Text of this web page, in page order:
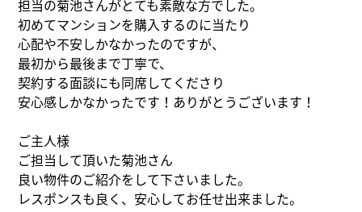
担当の菊池さんがとても素敵な方でした。
初めてマンションを購入するのに当たり
心配や不安しかなかったのですが、
最初から最後まで丁寧で、
契約する面談にも同席してくださり
安心感しかなかったです！ありがとうございます！
ご主人様
ご担当して頂いた菊池さん
良い物件のご紹介をして下さいました。
レスポンスも良く、安心してお任せ出来ました。